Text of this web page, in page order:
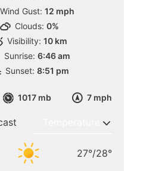
1017 mb 7 mph
Wind Gust: 12 mph
Clouds: 0%
Visibility: 10 km
Sunrise: 6:46 am
Sunset: 8:51 pm
27°/28°